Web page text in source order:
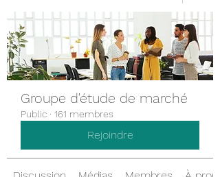
Groupe d'étude de marché
Public · 161 membres
Rejoindre